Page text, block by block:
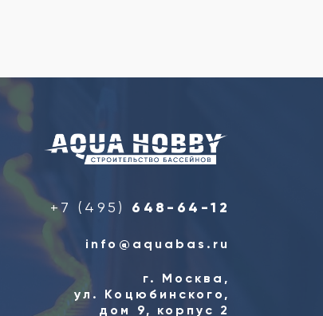
+7 (495) 648-64-12
info@aquabas.ru
г. Москва,
ул. Коцюбинского,
дом 9, корпус 2